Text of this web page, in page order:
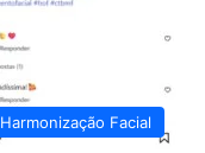
Harmonização Facial